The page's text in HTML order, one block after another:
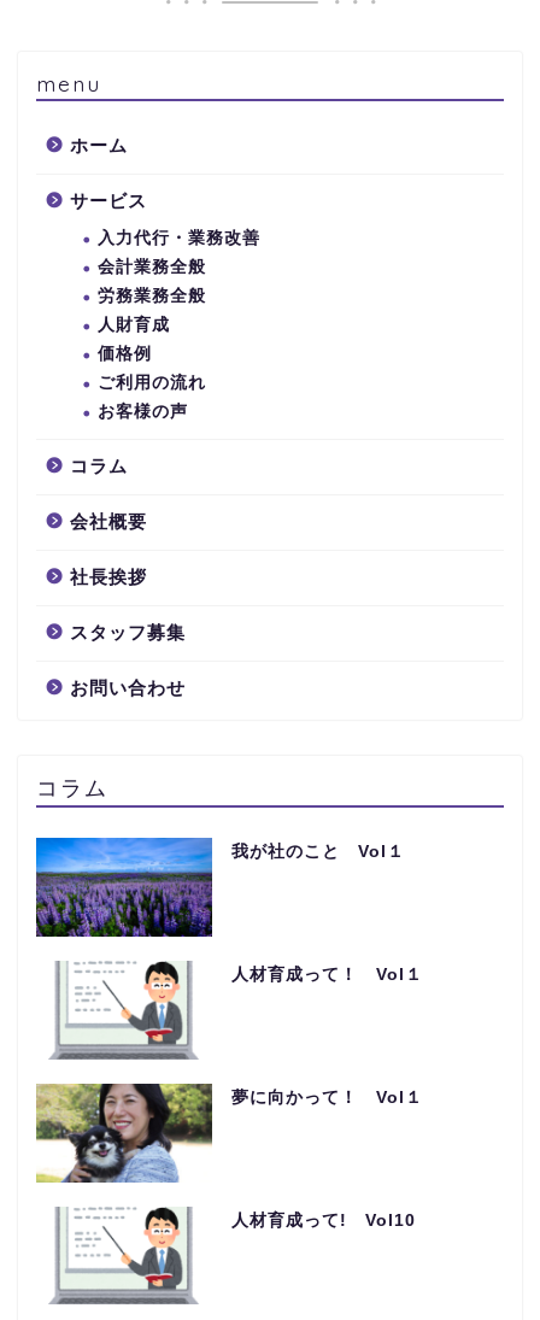
menu
ホーム
サービス
入力代行・業務改善
会計業務全般
労務業務全般
人財育成
価格例
ご利用の流れ
お客様の声
コラム
会社概要
社長挨拶
スタッフ募集
お問い合わせ
コラム
我が社のこと Vol１
人材育成って！ Vol１
夢に向かって！ Vol１
人材育成って! Vol10